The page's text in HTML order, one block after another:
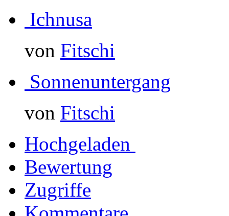
Ichnusa
von Fitschi
Sonnenuntergang
von Fitschi
Hochgeladen
Bewertung
Zugriffe